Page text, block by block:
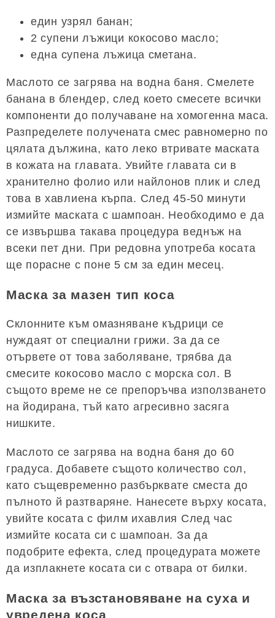
един узрял банан;
2 супени лъжици кокосово масло;
една супена лъжица сметана.
Маслото се загрява на водна баня. Смелете
банана в блендер, след което смесете всички
компоненти до получаване на хомогенна маса.
Разпределете получената смес равномерно по
цялата дължина, като леко втривате маската
в кожата на главата. Увийте главата си в
хранително фолио или найлонов плик и след
това в хавлиена кърпа. След 45-50 минути
измийте маската с шампоан. Необходимо е да
се извършва такава процедура веднъж на
всеки пет дни. При редовна употреба косата
ще порасне с поне 5 см за един месец.
Маска за мазен тип коса
Склонните към омазняване къдрици се
нуждаят от специални грижи. За да се
отървете от това заболяване, трябва да
смесите кокосово масло с морска сол. В
същото време не се препоръчва използването
на йодирана, тъй като агресивно засяга
нишките.
Маслото се загрява на водна баня до 60
градуса. Добавете същото количество сол,
като същевременно разбърквате сместа до
пълното й разтваряне. Нанесете върху косата,
увийте косата с филм ихавлия След час
измийте косата си с шампоан. За да
подобрите ефекта, след процедурата можете
да изплакнете косата си с отвара от билки.
Маска за възстановяване на суха и
увредена коса